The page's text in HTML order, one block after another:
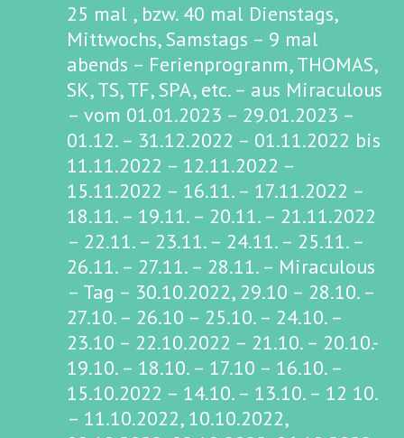
25 mal , bzw. 40 mal Dienstags,
Mittwochs, Samstags – 9 mal
abends – Ferienprogranm, THOMAS,
SK, TS, TF, SPA, etc. – aus Miraculous
– vom 01.01.2023 – 29.01.2023 –
01.12. – 31.12.2022 – 01.11.2022 bis
11.11.2022 – 12.11.2022 –
15.11.2022 – 16.11. – 17.11.2022 –
18.11. – 19.11. – 20.11. – 21.11.2022
– 22.11. – 23.11. – 24.11. – 25.11. –
26.11. – 27.11. – 28.11. – Miraculous
– Tag – 30.10.2022, 29.10 – 28.10. –
27.10. – 26.10 – 25.10. – 24.10. –
23.10 – 22.10.2022 – 21.10. – 20.10.-
19.10. – 18.10. – 17.10 – 16.10. –
15.10.2022 – 14.10. – 13.10. – 12 10.
– 11.10.2022, 10.10.2022,